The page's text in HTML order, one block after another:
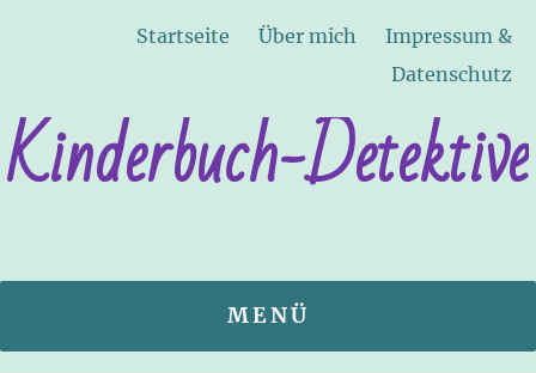
Startseite Über mich
Impressum &
Datenschutz
Kinderbuch-Detektive
MENÜ